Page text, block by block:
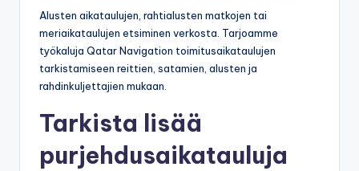
Alusten aikataulujen, rahtialusten matkojen tai
meriaikataulujen etsiminen verkosta. Tarjoamme
työkaluja Qatar Navigation toimitusaikataulujen
tarkistamiseen reittien, satamien, alusten ja
rahdinkuljettajien mukaan.
Tarkista lisää
purjehdusaikatauluja